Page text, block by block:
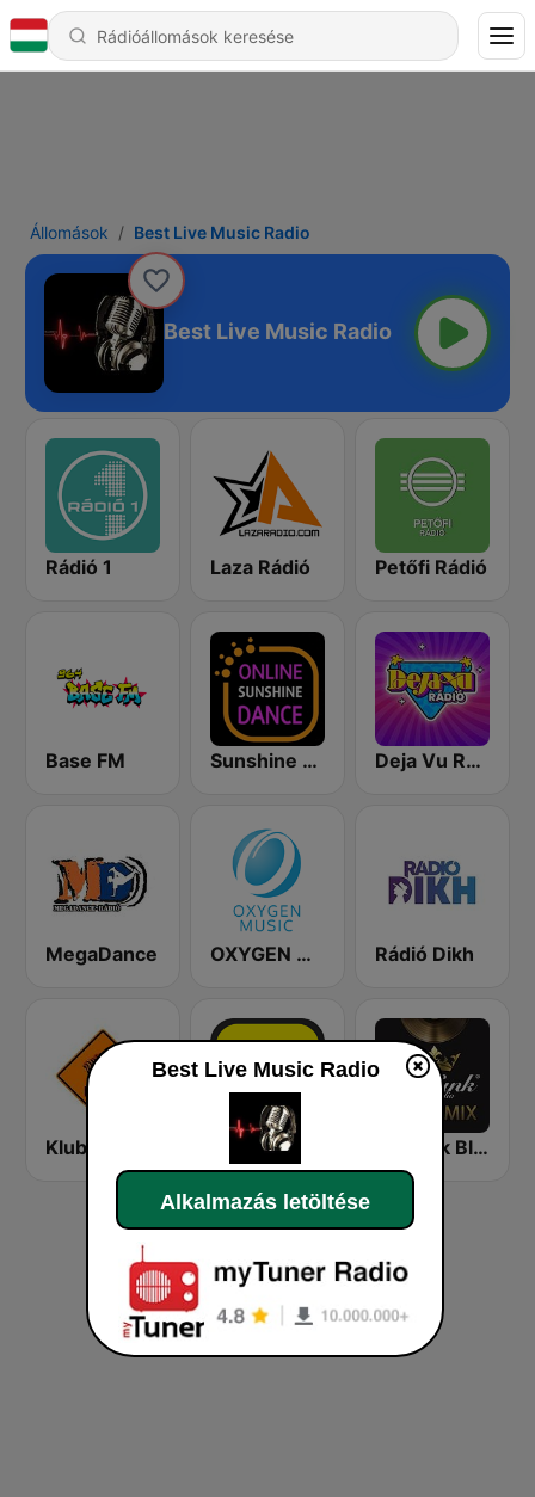
Állomások Best Live Music Radio
Best Live Music Radio
Rádió 1 Laza Rádió Petőfi Rádió
Base FM Sunshine Rádió Dance Deja Vu Rádió
MegaDance OXYGEN MUSIC Rádió Dikh
Klubrádió Roxy Rádió Luxfunk Blackmix
Best Live Music Radio
Alkalmazás letöltése